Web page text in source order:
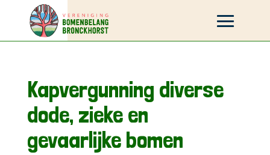
Kapvergunning diverse
dode, zieke en
gevaarlijke bomen